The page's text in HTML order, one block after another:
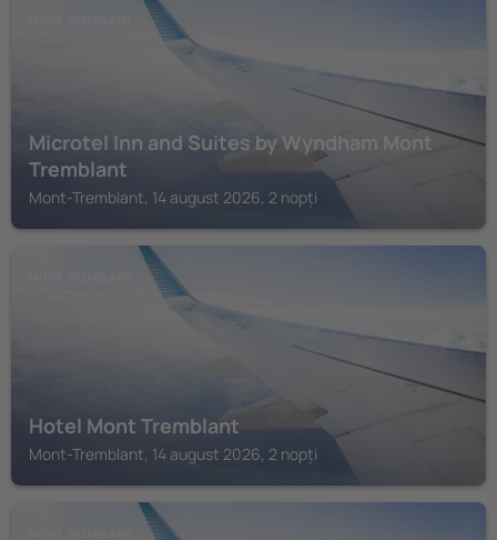
Microtel Inn and Suites by Wyndham Mont
Tremblant
Mont-Tremblant, 14 august 2026, 2 nopți
Hotel Mont Tremblant
Mont-Tremblant, 14 august 2026, 2 nopți